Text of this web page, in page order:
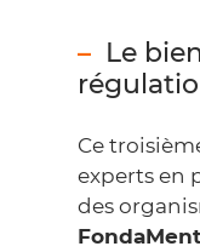
Le
Ce
experts en
des